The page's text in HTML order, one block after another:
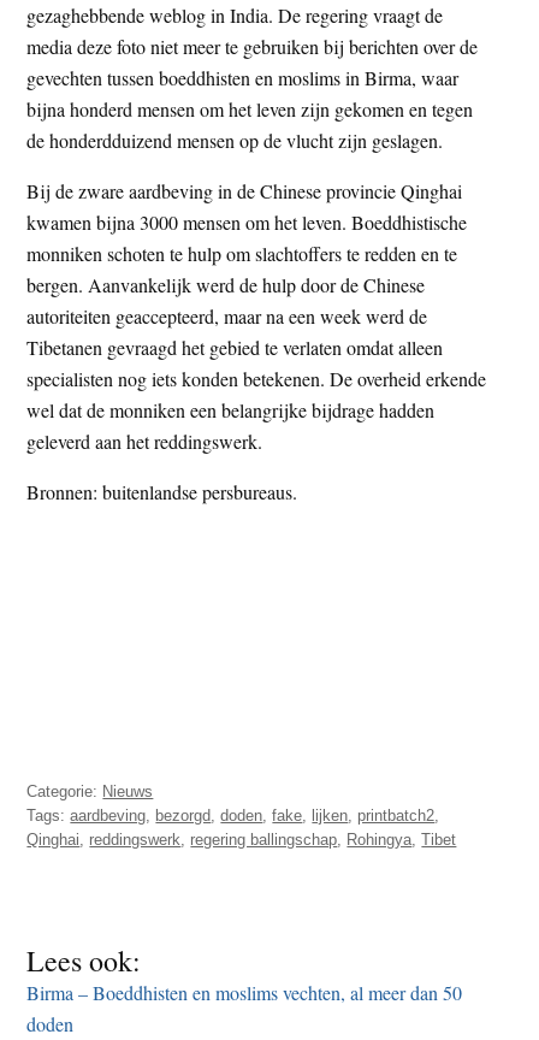
gezaghebbende weblog in India. De regering vraagt de
media deze foto niet meer te gebruiken bij berichten over de
gevechten tussen boeddhisten en moslims in Birma, waar
bijna honderd mensen om het leven zijn gekomen en tegen
de honderdduizend mensen op de vlucht zijn geslagen.
Bij de zware aardbeving in de Chinese provincie Qinghai
kwamen bijna 3000 mensen om het leven. Boeddhistische
monniken schoten te hulp om slachtoffers te redden en te
bergen. Aanvankelijk werd de hulp door de Chinese
autoriteiten geaccepteerd, maar na een week werd de
Tibetanen gevraagd het gebied te verlaten omdat alleen
specialisten nog iets konden betekenen. De overheid erkende
wel dat de monniken een belangrijke bijdrage hadden
geleverd aan het reddingswerk.
Bronnen: buitenlandse persbureaus.
Categorie: Nieuws
Tags:aardbeving bezorgd ,doden ,fake lijken printbatch2
Qinghai
reddingswerk regering ballingschap Rohingya ,Tibet
Lees ook:
Birma – Boeddhisten en moslims vechten, al meer dan 50
doden